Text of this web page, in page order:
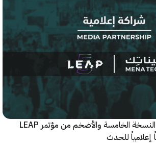
الرياض تستعد لإطلاق النسخة الخامسة والأضخم من مؤتمر LEAP